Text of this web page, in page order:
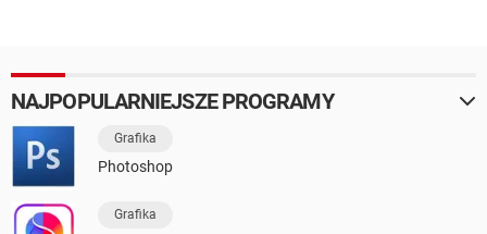
NAJPOPULARNIEJSZE PROGRAMY
Grafika
Photoshop
Grafika